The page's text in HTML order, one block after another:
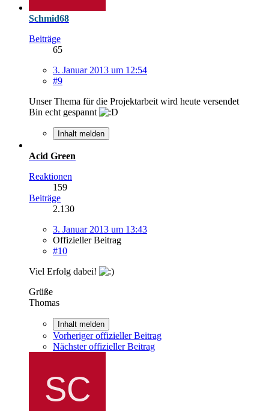
Schmid68
Beiträge
65
3. Januar 2013 um 12:54
#9
Unser Thema für die Projektarbeit wird heute versendet
Bin echt gespannt
Inhalt melden
Acid Green
Reaktionen
159
Beiträge
2.130
3. Januar 2013 um 13:43
Offizieller Beitrag
#10
Viel Erfolg dabei!
Grüße
Thomas
Inhalt melden
Vorheriger offizieller Beitrag
Nächster offizieller Beitrag